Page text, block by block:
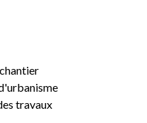
travaux